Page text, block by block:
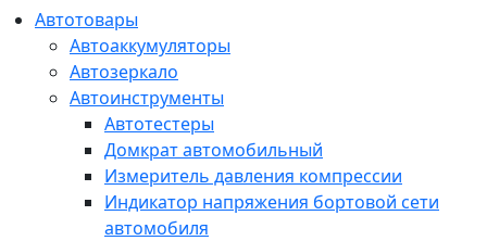
Автотовары
Автоаккумуляторы
Автозеркало
Автоинструменты
Автотестеры
Домкрат автомобильный
Измеритель давления компрессии
Индикатор напряжения бортовой сети
автомобиля